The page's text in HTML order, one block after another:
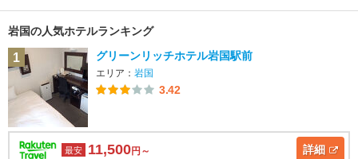
岩国の人気ホテルランキング
1 グリーンリッチホテル岩国駅前
エリア： 岩国
3.42
最安 11,500円～ 詳細